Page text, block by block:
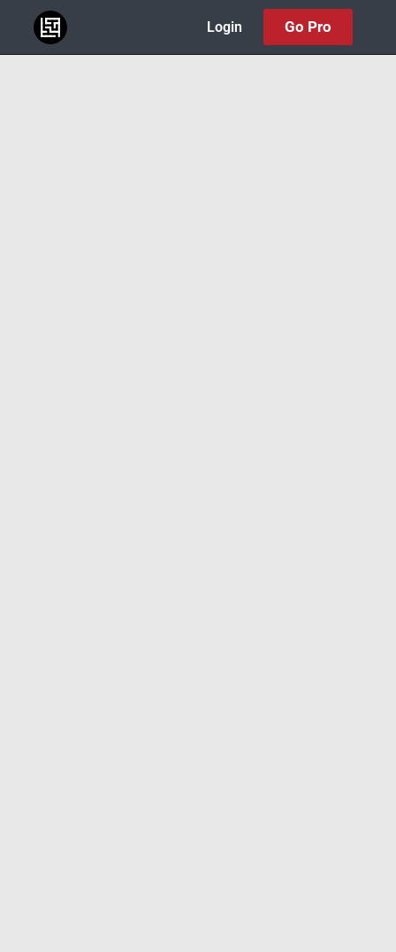
Login Go Pro